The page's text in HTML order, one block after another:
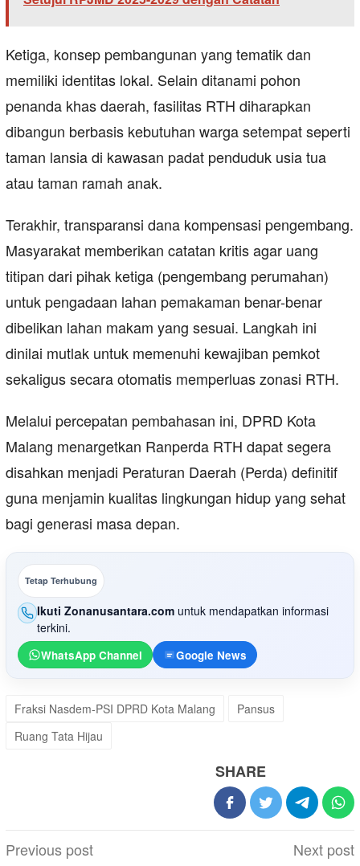
​Ketiga, konsep pembangunan yang tematik dan
memiliki identitas lokal. Selain ditanami pohon
penanda khas daerah, fasilitas RTH diharapkan
dibangun berbasis kebutuhan warga setempat seperti
taman lansia di kawasan padat penduduk usia tua
atau taman ramah anak.
​Terakhir, transparansi dana kompensasi pengembang.
Masyarakat memberikan catatan kritis agar uang
titipan dari pihak ketiga (pengembang perumahan)
untuk pengadaan lahan pemakaman benar-benar
dibelikan lahan makam yang sesuai. Langkah ini
dinilai mutlak untuk memenuhi kewajiban pemkot
sekaligus secara otomatis memperluas zonasi RTH.
​Melalui percepatan pembahasan ini, DPRD Kota
Malang menargetkan Ranperda RTH dapat segera
disahkan menjadi Peraturan Daerah (Perda) definitif
guna menjamin kualitas lingkungan hidup yang sehat
bagi generasi masa depan.
Tetap Terhubung
Ikuti Zonanusantara.com untuk mendapatkan informasi
terkini.
WhatsApp Channel Google News
Fraksi Nasdem-PSI DPRD Kota Malang
Pansus
Ruang Tata Hijau
SHARE
Post
Previous post
Next post